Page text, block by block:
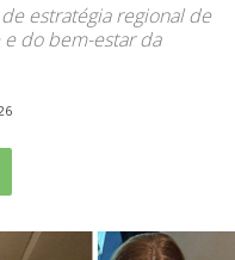
estratégia regional de
do bem-estar da